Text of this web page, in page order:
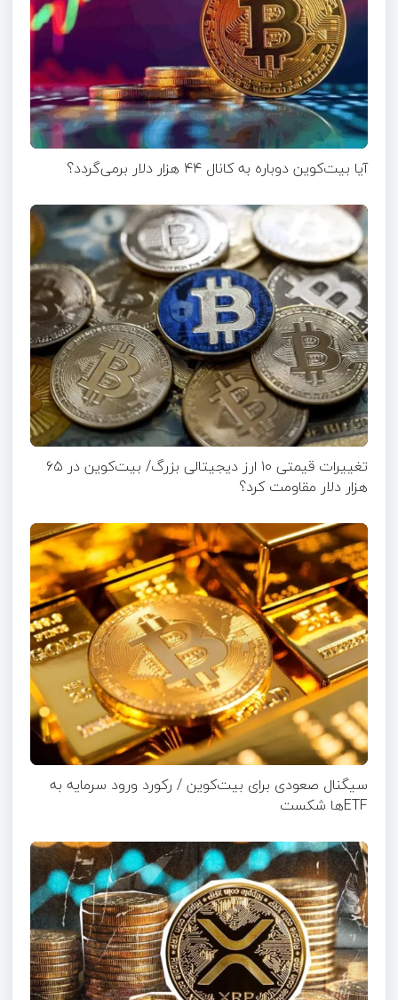
آیا بیت‌کوین دوباره به کانال ۴۴ هزار دلار برمی‌گردد؟
تغییرات قیمتی ۱۰ ارز دیجیتالی بزرگ/ بیت‌کوین در ۶۵
هزار دلار مقاومت کرد؟
سیگنال صعودی برای بیت‌کوین / رکورد ورود سرمایه به
ETFها شکست